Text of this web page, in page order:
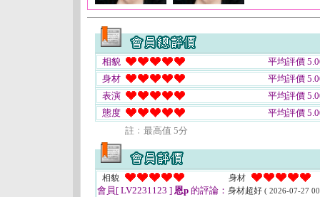
相貌
平均評價
身材
平均評價
表演
平均評價
態度
平均評價
註﹕最高值 5分
相貌 身材
會員[ LV2231123 ] 恩p 的評論： 身材超好 ( 2026-07-27